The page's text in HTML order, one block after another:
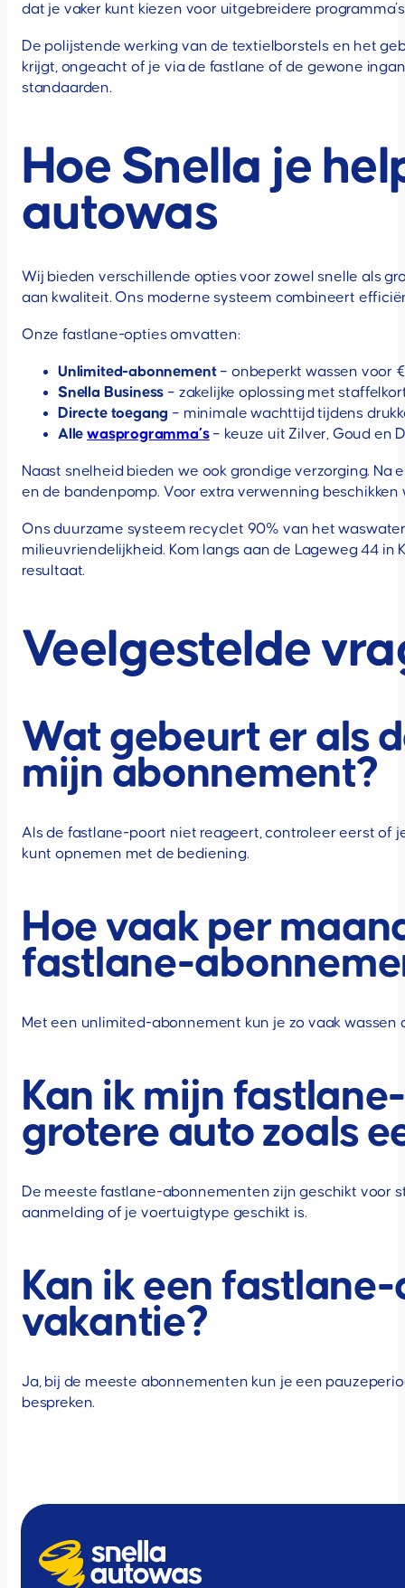
dat je vaker kunt kiezen voor uitgebreidere
De polijstende werking van de textielborstels en het
krijgt, ongeacht of je via de fastlane of de gewone
standaarden.
Hoe Snella je
autowas
Wij bieden verschillende opties voor zowel snelle als
aan kwaliteit. Ons moderne systeem combineert
Onze fastlane-opties omvatten:
Unlimited-abonnement– onbeperkt wassen voor
Snella Business – zakelijke oplossing met
Directe toegang – minimale wachttijd tijdens
Allewasprogramma’s– keuze uit Zilver, Goud en
Naast snelheid bieden we ook grondige verzorging.
en de bandenpomp. Voor extra verwenning
Ons duurzame systeem recyclet 90% van het
milieuvriendelijkheid. Kom langs aan de Lageweg 44
resultaat.
Veelgestelde
Wat gebeurt er als
mijn abonnement?
Als de fastlane-poort niet reageert, controleer eerst of
kunt opnemen met de bediening.
Hoe vaak per
fastlane-
Met een unlimited-abonnement kun je zo vaak
Kan ik mijn
grotere auto zoals
De meeste fastlane-abonnementen zijn geschikt voor
aanmelding of je voertuigtype geschikt is.
Kan ik een
vakantie?
Ja, bij de meeste abonnementen kun je een
bespreken.